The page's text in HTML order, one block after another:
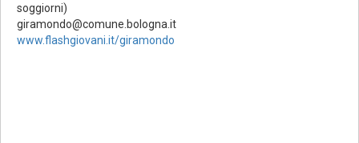
soggiorni)
giramondo@comune.bologna.it
www.flashgiovani.it/giramondo